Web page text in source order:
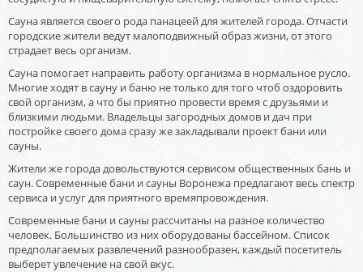
Сауна является своего рода панацеей для жителей города. Отчасти
городские жители ведут малоподвижный образ жизни, от этого
страдает весь организм.
Сауна помогает направить работу организма в нормальное русло.
Многие ходят в сауну и баню не только для того чтоб оздоровить
свой организм, а что бы приятно провести время с друзьями и
близкими людьми. Владельцы загородных домов и дач при
постройке своего дома сразу же закладывали проект бани или
сауны.
Жители же города довольствуются сервисом общественных бань и
саун. Современные бани и сауны Воронежа предлагают весь спектр
сервиса и услуг для приятного времяпровождения.
Современные бани и сауны рассчитаны на разное количество
человек. Большинство из них оборудованы бассейном. Список
предполагаемых развлечений разнообразен, каждый посетитель
выберет увлечение на свой вкус.